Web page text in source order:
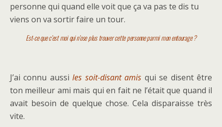
personne qui quand elle voit que ça va pas te dis tu
viens on va sortir faire un tour.
Est-ce que c’est moi qui n’ose plus trouver cette personne parmi mon entourage ?
J’ai connu aussiles soit-disant amis qui se disent être
ton meilleur ami mais qui en fait ne l’était que quand il
avait besoin de quelque chose. Cela disparaisse très
vite.